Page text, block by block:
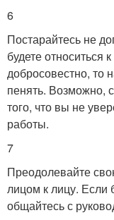
6
Постарайтесь не
будете относиться
добросовестно, то
пенять. Возможно,
того, что вы не
работы.
7
Преодолевайте
лицом к лицу. Если
общайтесь с